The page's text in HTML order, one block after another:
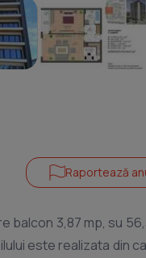
Raportează
balcon 3,87 mp, su
este realizata din